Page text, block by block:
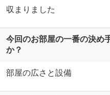
収まりました
今回のお部屋の一番の決め
か？
部屋の広さと設備